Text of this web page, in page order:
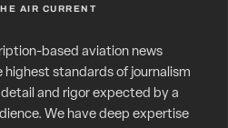
AIR CURRENT
based aviation news
standards of journalism
and rigor expected by a
We have deep expertise